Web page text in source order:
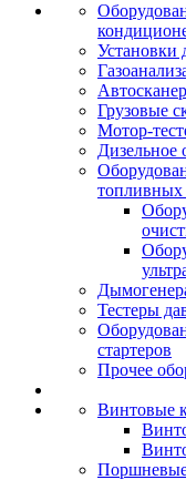
Установки
Грузовые
Мотор-
Дизельное
топливных
Тестеры
стартеров
Прочее
Винтовые